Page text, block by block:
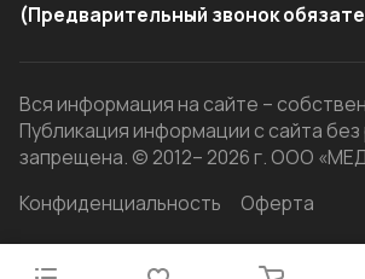
(Предварительный звонок
Вся информация на сайте –
Публикация информации с сайта
запрещена. © 2012– 2026 г. ООО
Конфиденциальность
Оферта